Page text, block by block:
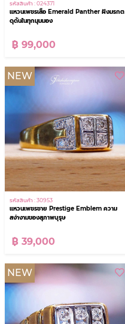
รหัสสินค้า : 024371
แหวนเพชรเสือ Emerald Panther ฝังมรกต
ดุดันในทุกมุมมอง
฿ 99,000
NEW
รหัสสินค้า : 30953
แหวนเพชรชาย Prestige Emblem ความ
สง่างามของสุภาพบุรุษ
฿ 39,000
NEW